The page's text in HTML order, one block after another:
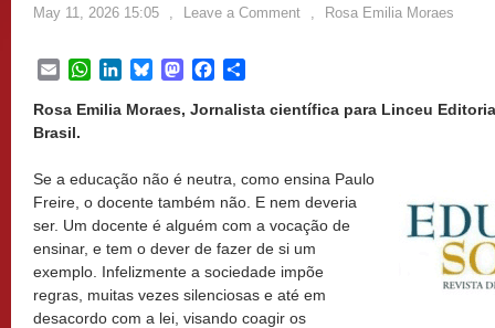
May 11, 2026 15:05 , Leave a Comment , Rosa Emilia Moraes
EmailWhatsApp
LinkedInBlueskyMastodonFacebook
Rosa Emilia Moraes, Jornalista científica para Linceu
Brasil.
Se a educação não é neutra, como ensina Paulo
Freire, o docente também não. E nem deveria
ser. Um docente é alguém com a vocação de
ensinar, e tem o dever de fazer de si um
exemplo. Infelizmente a sociedade impõe
regras, muitas vezes silenciosas e até em
desacordo com a lei, visando coagir os